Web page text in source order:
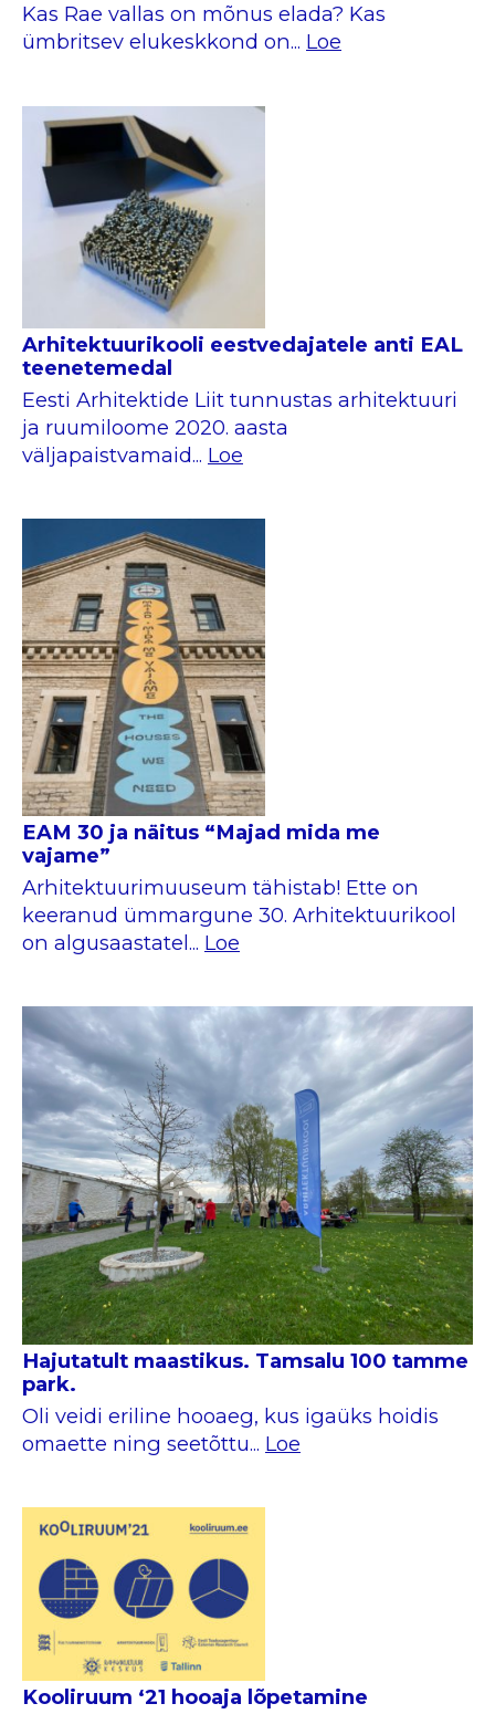
Kas Rae vallas on mõnus elada? Kas
ümbritsev elukeskkond on... Loe
Arhitektuurikooli eestvedajatele anti EAL
teenetemedal
Eesti Arhitektide Liit tunnustas arhitektuuri
ja ruumiloome 2020. aasta
väljapaistvamaid... Loe
EAM 30 ja näitus “Majad mida me
vajame”
Arhitektuurimuuseum tähistab! Ette on
keeranud ümmargune 30. Arhitektuurikool
on algusaastatel... Loe
Hajutatult maastikus. Tamsalu 100 tamme
park.
Oli veidi eriline hooaeg, kus igaüks hoidis
omaette ning seetõttu... Loe
Kooliruum ‘21 hooaja lõpetamine